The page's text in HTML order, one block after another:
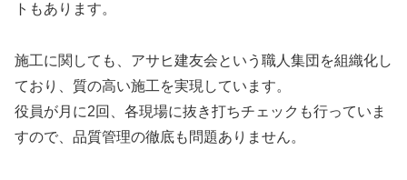
トもあります。
施工に関しても、アサヒ建友会という職人集団を組織化し
ており、質の高い施工を実現しています。
役員が月に2回、各現場に抜き打ちチェックも行っていま
すので、品質管理の徹底も問題ありません。